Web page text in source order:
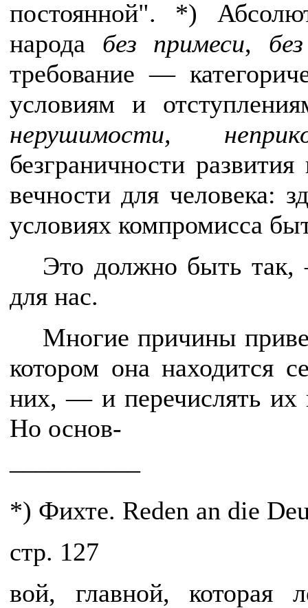
постоянной". *)
народа без примеси,
требование —
условиям и
нерушимости,
безграничности
вечности для человека:
условиях компромисса
Это должно быть так,
для нас.
Многие причины
котором она находится
них, — и перечислять их
Но основ-
––––––––––
*) Фихте. Reden an die
cтр. 127
вой, главной, которая